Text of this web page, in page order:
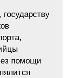
помощи